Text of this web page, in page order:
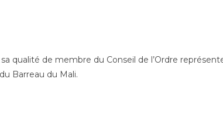
qualité de membre du Conseil de l’Ordre
Barreau du Mali.